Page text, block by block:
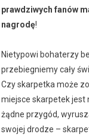
prawdziwych fanów
nagrodę!
Nietypowi bohaterzy
przebiegniemy cały
Czy skarpetka może
miejsce skarpetek jest
żądne przygód,
swojej drodze –